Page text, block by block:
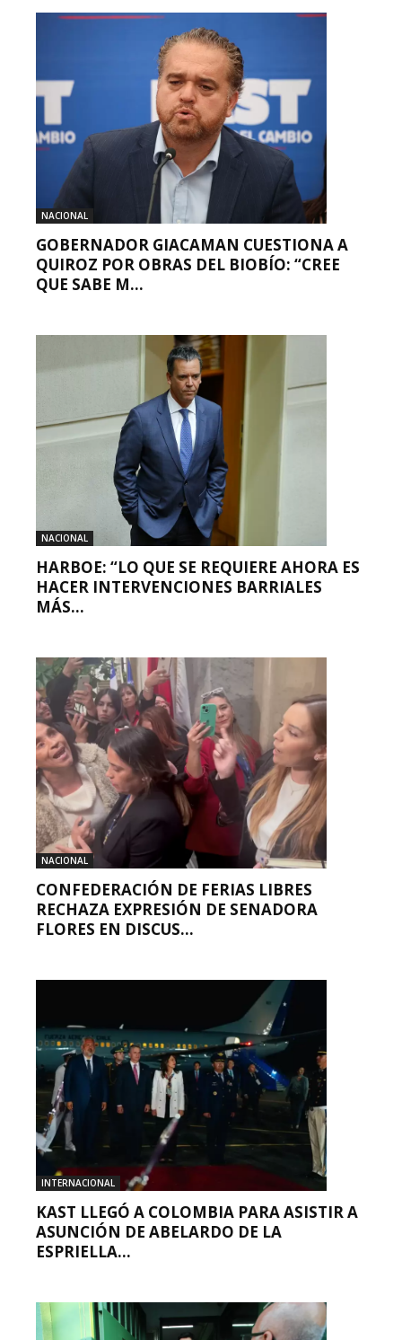
NACIONAL
GOBERNADOR GIACAMAN CUESTIONA A
QUIROZ POR OBRAS DEL BIOBÍO: “CREE
QUE SABE M...
NACIONAL
HARBOE: “LO QUE SE REQUIERE AHORA ES
HACER INTERVENCIONES BARRIALES
MÁS...
NACIONAL
CONFEDERACIÓN DE FERIAS LIBRES
RECHAZA EXPRESIÓN DE SENADORA
FLORES EN DISCUS...
INTERNACIONAL
KAST LLEGÓ A COLOMBIA PARA ASISTIR A
ASUNCIÓN DE ABELARDO DE LA
ESPRIELLA...